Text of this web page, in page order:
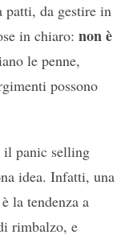
patti, da gestire in
in chiaro: non è
le penne,
possono
il panic selling
idea. Infatti, una
la tendenza a
rimbalzo, e